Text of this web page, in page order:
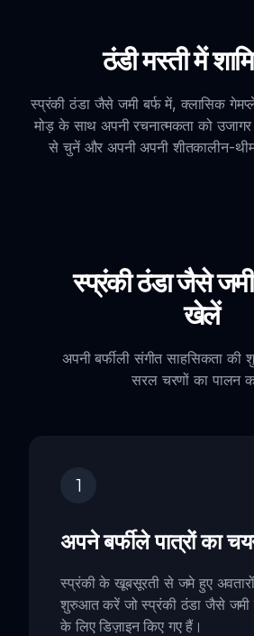
ठंडी मस्ती में
स्प्रंकी ठंडा जैसे जमी बर्फ में, क्लासिक गेमप्ले
मोड़ के साथ अपनी रचनात्मकता को
से चुनें और अपनी अपनी शीतकालीन-थीम
स्प्रंकी ठंडा जैसे
खेलें
अपनी बर्फीली संगीत साहसिकता
सरल चरणों का पालन
1
अपने बर्फीले पात्रों का
स्प्रंकी के खूबसूरती से जमे हुए
शुरुआत करें जो स्प्रंकी ठंडा जैसे जमी
के लिए डिज़ाइन किए गए हैं।